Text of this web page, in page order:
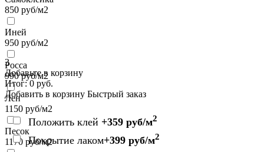
850 руб/м2
Иней
950 руб/м2
Росса
990руб/м2
Лен
1150 руб/м2
Песок
1170 руб/м2
3
Добавьте в корзину
Итог:0 руб.
Добавить в корзину Быстрый заказ
Положить клей +359 руб/м2
Покрытие лаком+399 руб/м2